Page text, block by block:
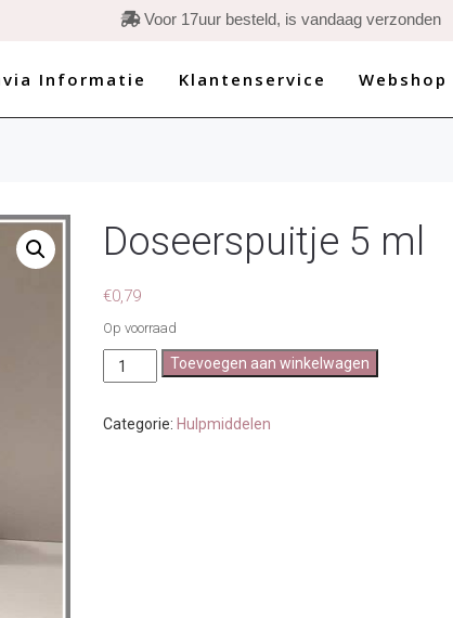
besteld, is vandaag verzonden
Informatie Klantenservice Webshop
Doseerspuitje 5 ml
€0,79
Op voorraad
Doseerspuitje
5
aantal
Toevoegen aan winkelwagen
Categorie: Hulpmiddelen